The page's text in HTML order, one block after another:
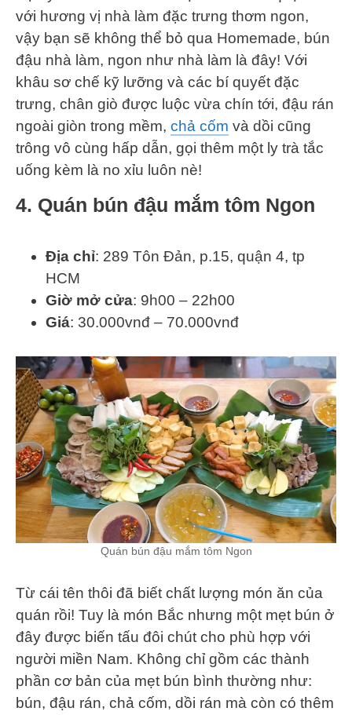
với hương vị nhà làm đặc trưng thơm ngon,
vậy bạn sẽ không thể bỏ qua Homemade, bún
đậu nhà làm, ngon như nhà làm là đây! Với
khâu sơ chế kỹ lưỡng và các bí quyết đặc
trưng, chân giò được luộc vừa chín tới, đậu rán
ngoài giòn trong mềm, chả cốm và dồi cũng
trông vô cùng hấp dẫn, gọi thêm một ly trà tắc
uống kèm là no xỉu luôn nè!
4. Quán bún đậu mắm tôm Ngon
Địa chỉ: 289 Tôn Đản, p.15, quận 4, tp
HCM
Giờ mở cửa: 9h00 – 22h00
Giá: 30.000vnđ – 70.000vnđ
Quán bún đậu mắm tôm Ngon
Từ cái tên thôi đã biết chất lượng món ăn của
quán rồi! Tuy là món Bắc nhưng một mẹt bún ở
đây được biến tấu đôi chút cho phù hợp với
người miền Nam. Không chỉ gồm các thành
phần cơ bản của mẹt bún bình thường như:
bún, đậu rán, chả cốm, dồi rán mà còn có thêm